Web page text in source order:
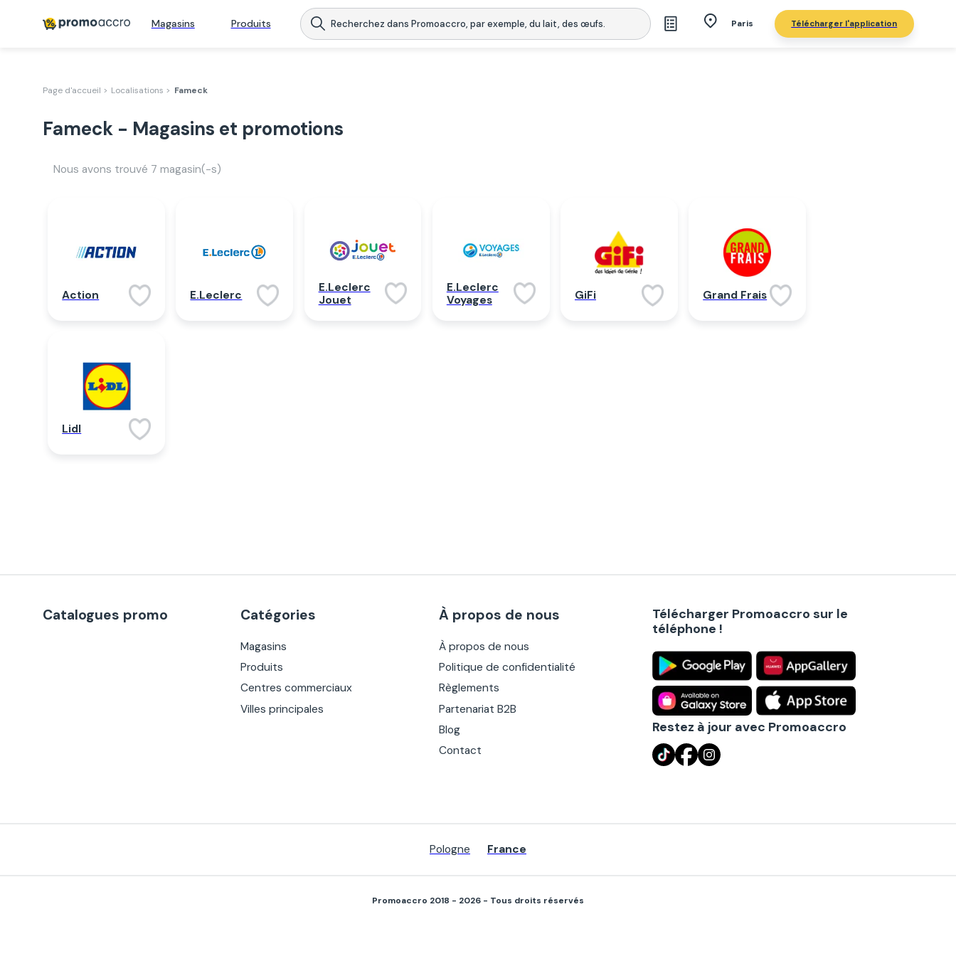
Magasins Produits Paris Télécharger l'application
Page d'accueil > Localisations > Fameck
Fameck - Magasins et promotions
Nous avons trouvé 7 magasin(-s)
Action E.Leclerc
E.Leclerc
Jouet
E.Leclerc
Voyages
GiFi Grand Frais
Lidl
Catalogues promo Catégories
Magasins
Produits
Centres commerciaux
Villes principales
À propos de nous
À propos de nous
Politique de confidentialité
Règlements
Partenariat B2B
Blog
Contact
Télécharger Promoaccro sur le
téléphone !
Restez à jour avec Promoaccro
Pologne France
Promoaccro 2018 - 2026 - Tous droits réservés